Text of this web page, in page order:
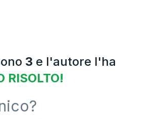
3 e l'autore l'ha
RISOLTO!